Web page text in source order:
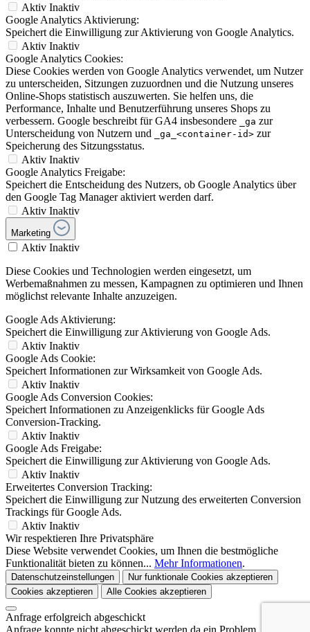
Aktiv Inaktiv
Google Analytics Aktivierung:
Speichert die Einwilligung zur Aktivierung von Google Analytics.
Aktiv Inaktiv
Google Analytics Cookies:
Diese Cookies werden von Google Analytics verwendet, um Nutzer
zu unterscheiden, Sitzungen zuzuordnen und die Nutzung unseres
Online-Shops statistisch auszuwerten. Sie helfen uns, die
Performance, Inhalte und Benutzerführung unseres Shops zu
verbessern. Google beschreibt für GA4 insbesondere
_ga zur
Unterscheidung von Nutzern und
_ga_<container-id> zur
Speicherung des Sitzungsstatus.
Aktiv Inaktiv
Google Analytics Freigabe:
Speichert die Entscheidung des Nutzers, ob Google Analytics über
den Google Tag Manager aktiviert werden darf.
Aktiv Inaktiv
Marketing
Aktiv Inaktiv
Diese Cookies und Technologien werden eingesetzt, um
Werbemaßnahmen zu messen, Kampagnen zu optimieren und Ihnen
möglichst relevante Inhalte anzuzeigen.
Google Ads Aktivierung:
Speichert die Einwilligung zur Aktivierung von Google Ads.
Aktiv Inaktiv
Google Ads Cookie:
Speichert Informationen zur Wirksamkeit von Google Ads.
Aktiv Inaktiv
Google Ads Conversion Cookies:
Speichert Informationen zu Anzeigenklicks für Google Ads
Conversion-Tracking.
Aktiv Inaktiv
Google Ads Freigabe:
Speichert die Einwilligung zur Aktivierung von Google Ads.
Aktiv Inaktiv
Erweitertes Conversion Tracking:
Speichert die Einwilligung zur Nutzung des erweiterten Conversion
Trackings für Google Ads.
Aktiv Inaktiv
Wir respektieren Ihre Privatsphäre
Diese Website verwendet Cookies, um Ihnen die bestmögliche
Funktionalität bieten zu können... Mehr Informationen.
Datenschutzeinstellungen
Nur funktionale Cookies akzeptieren
Cookies akzeptieren
Alle Cookies akzeptieren
Anfrage erfolgreich abgeschickt
Anfrage konnte nicht abgeschickt werden da ein Problem